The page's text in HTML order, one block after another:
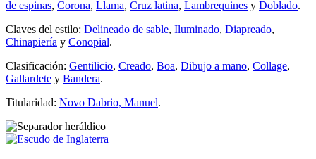
de espinas, Corona, Llama, Cruz latina, Lambrequines y Doblado.
Claves del estilo: Delineado de sable, Iluminado, Diapreado,
Chinapiería y Conopial.
Clasificación: Gentilicio, Creado, Boa, Dibujo a mano, Collage,
Gallardete y Bandera.
Titularidad: Novo Dabrio, Manuel.